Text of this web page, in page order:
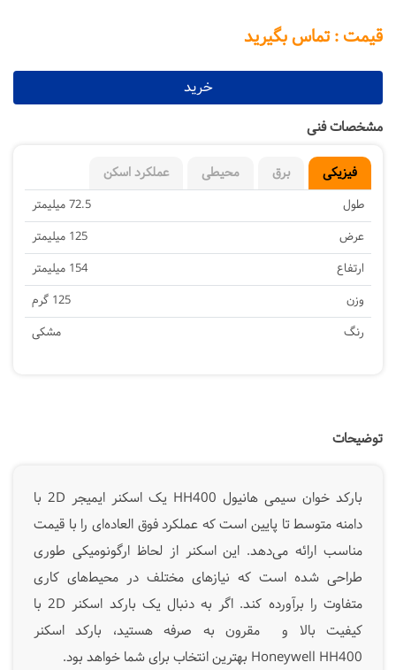
قیمت : تماس بگیرید
خرید
مشخصات فنی
فیزیکی برق محیطی عملکرد اسکن
طول
72.5 میلیمتر
عرض
125 میلیمتر
ارتفاع
154 میلیمتر
وزن
125 گرم
رنگ
مشکی
توضیحات
بارکد خوان سیمی هانیول HH400 یک اسکنر ایمیجر 2D با
دامنه متوسط تا پایین است که عملکرد فوق العاده‌ای را با قیمت
مناسب ارائه می‌دهد. این اسکنر از لحاظ ارگونومیکی طوری
طراحی شده است که نیازهای مختلف در محیط‌های کاری
متفاوت را برآورده کند. اگر به دنبال یک بارکد اسکنر 2D با
کیفیت بالا و مقرون به صرفه هستید، بارکد اسکنر
Honeywell HH400 بهترین انتخاب برای شما خواهد بود.